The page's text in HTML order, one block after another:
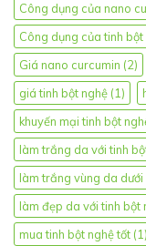
Công dụng của nano
Công dụng của tinh bột
Giá nano curcumin (2)
giá tinh bột nghệ (1)
khuyến mại tinh bột
làm trắng da với tinh
làm trắng vùng da
làm đẹp da với tinh bột
mua tinh bột nghệ tốt (1)